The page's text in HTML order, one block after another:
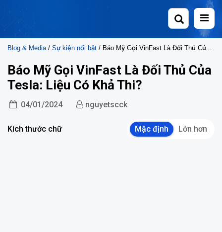
Blog & Media / Sự kiện nổi bật / Báo Mỹ Gọi VinFast Là Đối Thủ Của Tesla: Liệu Có Khả Thi?
Báo Mỹ Gọi VinFast Là Đối Thủ Của
Tesla: Liệu Có Khả Thi?
04/01/2024 nguyetscck
Kích thước chữ Mặc định Lớn hơn